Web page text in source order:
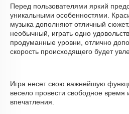
Перед пользователями яркий
уникальными особенностями.
музыка дополняют отличный
необычный, играть одно
продуманные уровни, отлично
скорость происходящего будет
Игра несет свою важнейшую
весело провести свободное
впечатления.